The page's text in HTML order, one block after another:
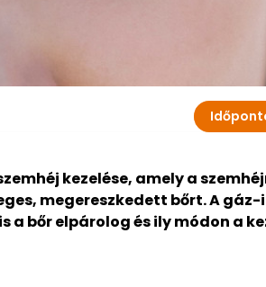
kezelése, amely a
megereszkedett bőrt. A
bőr elpárolog és ily módon a